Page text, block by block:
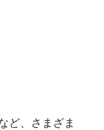
ど、さまざま